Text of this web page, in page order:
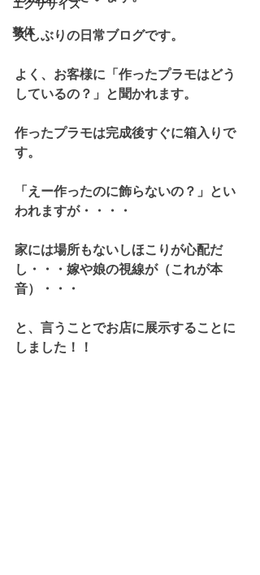
エクササイズ
整体
久しぶりの日常ブログです。
よく、お客様に「作ったプラモはどう
しているの？」と聞かれます。
作ったプラモは完成後すぐに箱入りで
す。
「えー作ったのに飾らないの？」とい
われますが・・・・
家には場所もないしほこりが心配だ
し・・・嫁や娘の視線が（これが本
音）・・・
と、言うことでお店に展示することに
しました！！